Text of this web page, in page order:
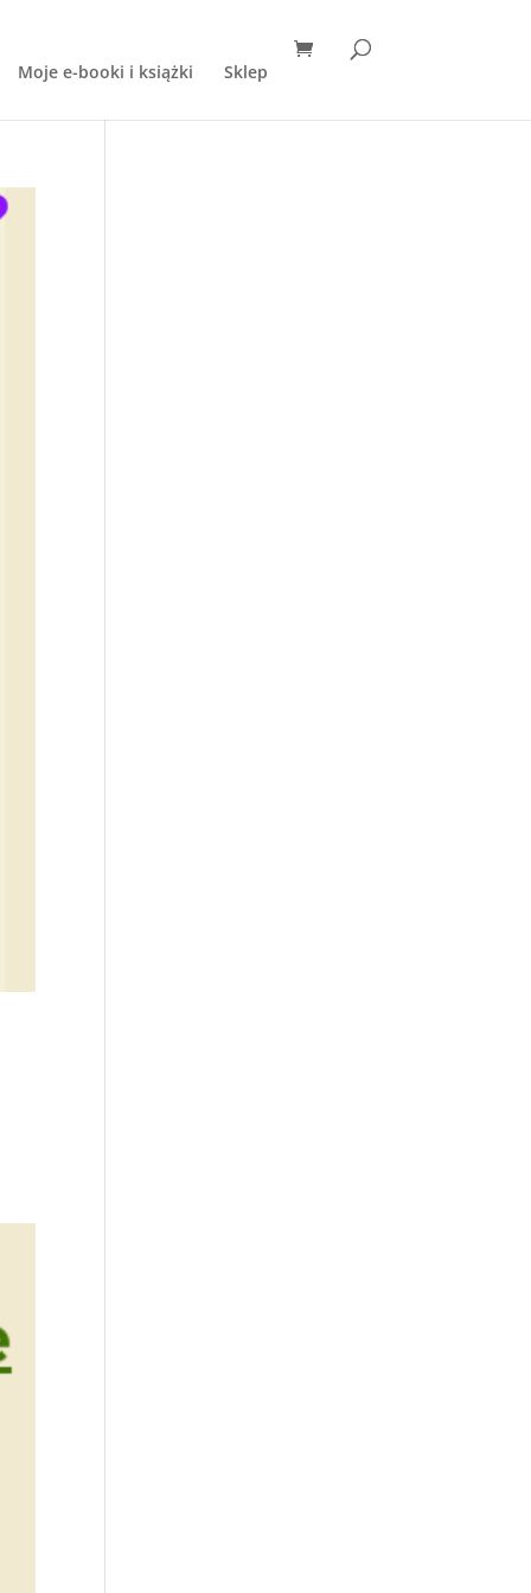
Moje e-booki i książki Sklep